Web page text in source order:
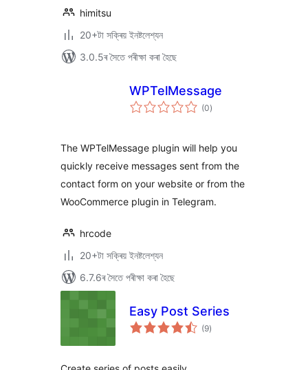
himitsu
20+টা সক্ৰিয় ইনষ্টলেশ্যন
3.0.5ৰ সৈতে পৰীক্ষা কৰা হৈছে
WPTelMessage
(0টা
মুঠ)
The WPTelMessage plugin will help you
quickly receive messages sent from the
contact form on your website or from the
WooCommerce plugin in Telegram.
hrcode
20+টা সক্ৰিয় ইনষ্টলেশ্যন
6.7.6ৰ সৈতে পৰীক্ষা কৰা হৈছে
Easy Post Series
(9টা
মুঠ)